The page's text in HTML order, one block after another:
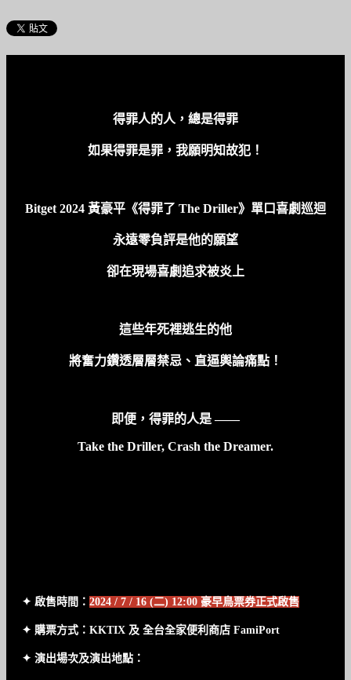
得罪人的人，總是得罪
如果得罪是罪，我願明知故犯！
Bitget 2024 黃豪平《得罪了 The Driller》單口喜劇巡迴
永遠零負評是他的願望
卻在現場喜劇追求被炎上
這些年死裡逃生的他
將奮力鑽透層層禁忌、直逼輿論痛點！
即便，得罪的人是 ——
Take the Driller, Crash the Dreamer.
✦ 啟售時間： 2024 / 7 / 16 (二) 12:00 豪早鳥票券正式啟售
✦ 購票方式：KKTIX 及 全台全家便利商店 FamiPort
✦ 演出場次及演出地點：